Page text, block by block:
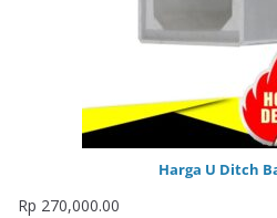
Harga U Ditch
Rp 270,000.00